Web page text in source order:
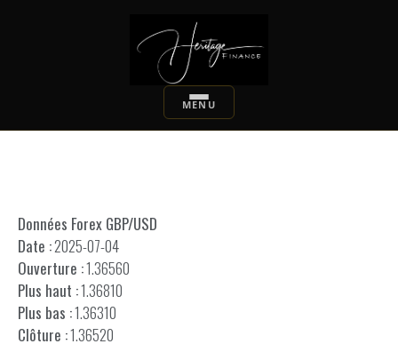
Données Forex GBP/USD
Date :2025-07-04
Ouverture :1.36560
Plus haut :1.36810
Plus bas :1.36310
Clôture :1.36520